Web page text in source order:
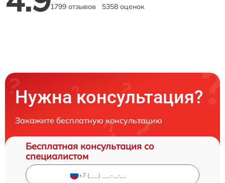
1799 отзывов 5358 оценок
Нужна консультация?
Закажите бесплатную консультацию
Бесплатная консультация со
специалистом